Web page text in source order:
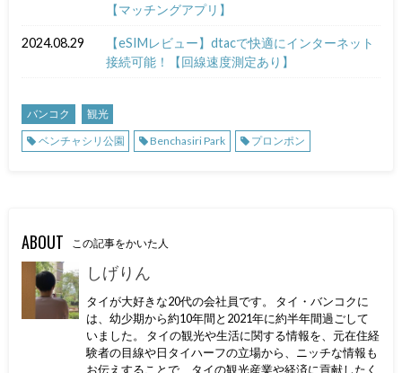
【マッチングアプリ】
2024.08.29
【eSIMレビュー】dtacで快適にインターネット
接続可能！【回線速度測定あり】
バンコク
観光
ベンチャシリ公園
Benchasiri Park プロンポン
ABOUT この記事をかいた人
しげりん
タイが大好きな20代の会社員です。 タイ・バンコクに
は、幼少期から約10年間と2021年に約半年間過ごして
いました。 タイの観光や生活に関する情報を、元在住経
験者の目線や日タイハーフの立場から、ニッチな情報も
お伝えすることで、タイの観光産業や経済に貢献したく